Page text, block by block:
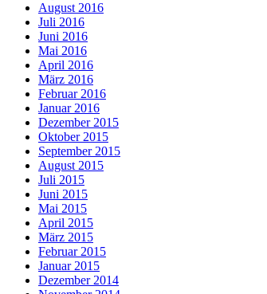
August 2016
Juli 2016
Juni 2016
Mai 2016
April 2016
März 2016
Februar 2016
Januar 2016
Dezember 2015
Oktober 2015
September 2015
August 2015
Juli 2015
Juni 2015
Mai 2015
April 2015
März 2015
Februar 2015
Januar 2015
Dezember 2014